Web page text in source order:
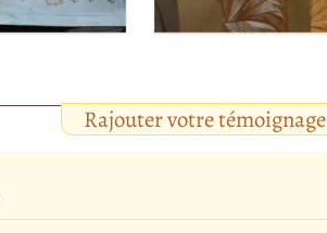
Rajouter votre témoignage